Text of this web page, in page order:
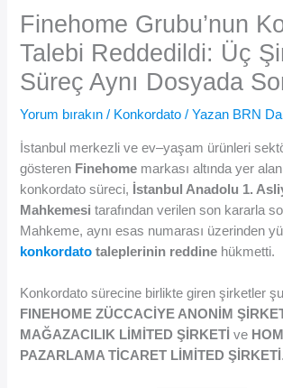
Finehome Grubu’nun
Talebi Reddedildi: Üç
Süreç Aynı Dosyada
Yorum bırakın / Konkordato / Yazan BRN
İstanbul merkezli ve ev–yaşam ürünleri
gösteren Finehome markası altında yer
konkordato süreci, İstanbul Anadolu 1.
Mahkemesi tarafından verilen son kararla
Mahkeme, aynı esas numarası üzerinden
konkordatotaleplerinin reddine hükmetti.
Konkordato sürecine birlikte giren şirketler
FINEHOME ZÜCCACİYE ANONİM
MAĞAZACILIK LİMİTED ŞİRKETİ ve
PAZARLAMA TİCARET LİMİTED ŞİRKETİ .